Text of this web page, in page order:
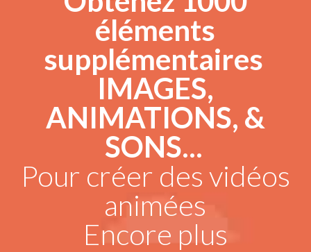
éléments
supplémentaires
IMAGES,
ANIMATIONS, &
SONS...
Pour créer des vidéos
animées
Encore plus